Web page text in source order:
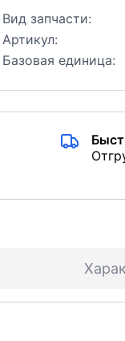
Вид запчасти:
Артикул:
Базовая единица: